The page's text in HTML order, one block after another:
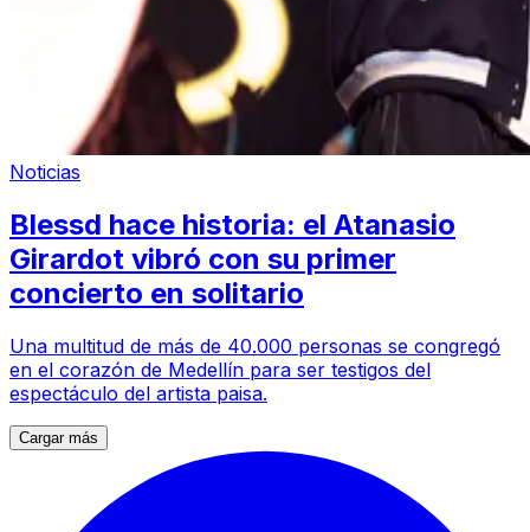
Noticias
Blessd hace historia: el Atanasio
Girardot vibró con su primer
concierto en solitario
Una multitud de más de 40.000 personas se congregó
en el corazón de Medellín para ser testigos del
espectáculo del artista paisa.
Cargar más